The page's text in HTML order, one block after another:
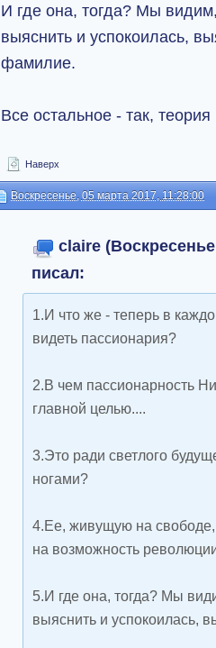
И где она, тогда? Мы
выяснить и успокоилась,
фамилие.
Все остальное - так,
Наверх
Воскресенье, 05 марта 2017, 11:28:00
claire
писал:
1.И что же - теперь в
видеть пассионария?
2.В чем пассионарность
главной целью....
3.Это ради светлого
ногами?
4.Ее, живущую на
на возможность
5.И где она, тогда? Мы
выяснить и успокоилась,